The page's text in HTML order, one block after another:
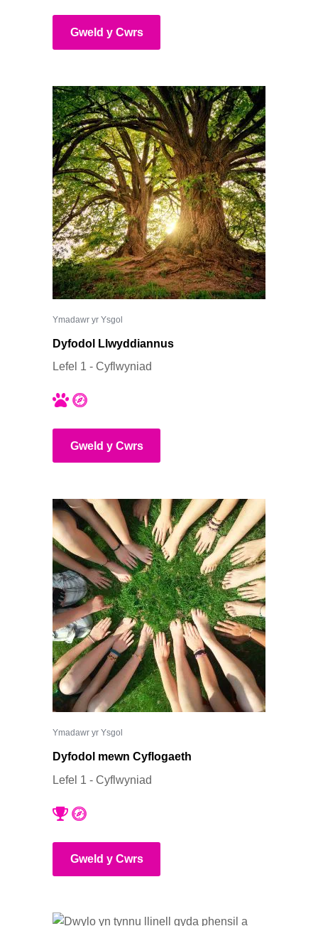
Gweld y Cwrs
Ymadawr yr Ysgol
Dyfodol Llwyddiannus
Lefel 1 - Cyflwyniad
Gweld y Cwrs
Ymadawr yr Ysgol
Dyfodol mewn Cyflogaeth
Lefel 1 - Cyflwyniad
Gweld y Cwrs